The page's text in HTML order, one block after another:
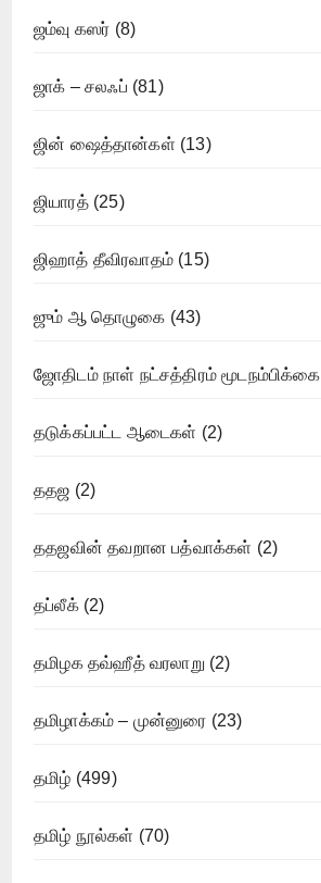
ஜம்வு கஸர் (8)
ஜாக் – சலஃப் (81)
ஜின் ஷைத்தான்கள் (13)
ஜியாரத்(25)
ஜிஹாத் தீவிரவாதம் (15)
ஜும் ஆ தொழுகை (43)
ஜோதிடம் நாள் நட்சத்திரம் மூடநம்பிக்கை
தடுக்கப்பட்ட ஆடைகள் (2)
ததஜ (2)
ததஜவின் தவறான பத்வாக்கள் (2)
தப்லீக்(2)
தமிழக தவ்ஹீத் வரலாறு (2)
தமிழாக்கம் – முன்னுரை (23)
தமிழ் (499)
தமிழ் நூல்கள் (70)